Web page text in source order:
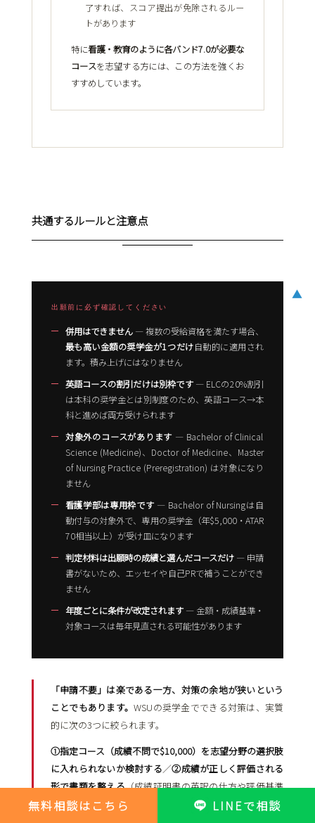
了すれば、スコア提出が免除されるルー
トがあります
特に看護・教育のように各バンド7.0が必要な
コースを志望する方には、この方法を強くお
すすめしています。
共通するルールと注意点
出願前に必ず確認してください
併用はできません― 複数の受給資格を満たす場合、
最も高い金額の奨学金が1つだけ自動的に適用され
ます。積み上げにはなりません
英語コースの割引だけは別枠です― ELCの20%割引
は本科の奨学金とは別制度のため、英語コース→本
科と進めば両方受けられます
対象外のコースがあります ― Bachelor of Clinical
Science (Medicine)、Doctor of Medicine、Master
of Nursing Practice (Preregistration) は対象になり
ません
看護学部は専用枠です ― Bachelor of Nursingは自
動付与の対象外で、専用の奨学金（年$5,000・ATAR
70相当以上）が受け皿になります
判定材料は出願時の成績と選んだコースだけ― 申請
書がないため、エッセイや自己PRで補うことができ
ません
年度ごとに条件が改定されます ― 金額・成績基準・
対象コースは毎年見直される可能性があります
「申請不要」は楽である一方、対策の余地が狭いという
ことでもあります。WSUの奨学金でできる対策は、実質
的に次の3つに絞られます。
①指定コース（成績不問で$10,000）を志望分野の選択肢
に入れられないか検討する／②成績が正しく評価される
形で書類を整える（成績証明書の英訳の仕方や評価基準
の凡例の有無で判定が変わることがあります）／
無料相談はこちら LINEで相談
▲